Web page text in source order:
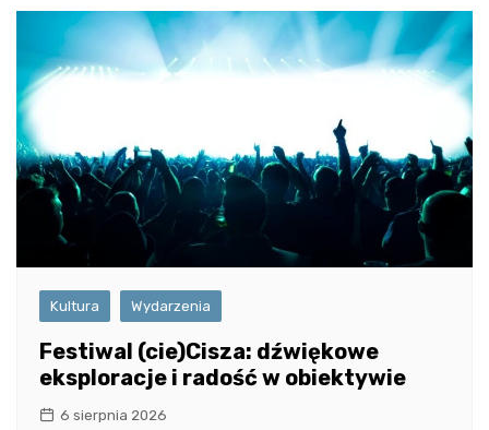
Kultura Wydarzenia
Festiwal (cie)Cisza: dźwiękowe
eksploracje i radość w obiektywie
6 sierpnia 2026